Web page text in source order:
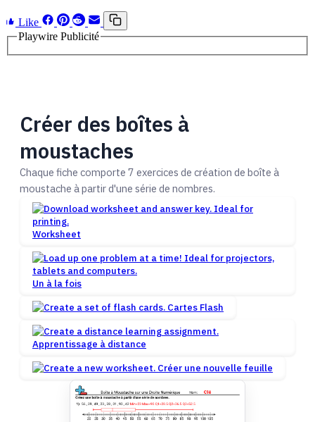
Like
Playwire Publicité
Créer des boîtes à
moustaches
Chaque fiche comporte 7 exercices de création de boîte à
moustache à partir d'une série de nombres.
Worksheet
Un à la fois
Cartes Flash
Apprentissage à distance
Créer une nouvelle feuille